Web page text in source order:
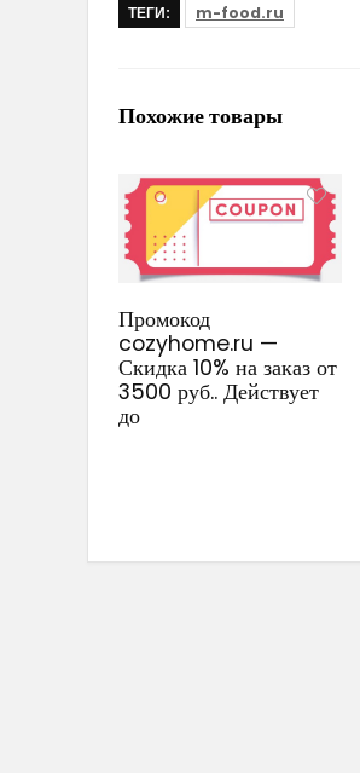
ТЕГИ: m-food.ru
Похожие товары
Промокод
cozyhome.ru —
Скидка 10% на заказ от
3500 руб.. Действует
до